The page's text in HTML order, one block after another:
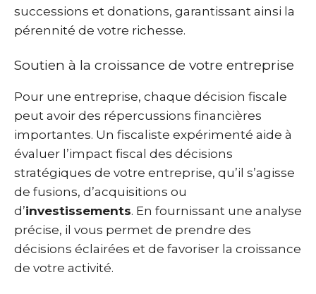
successions et donations, garantissant ainsi la
pérennité de votre richesse.
Soutien à la croissance de votre entreprise
Pour une entreprise, chaque décision fiscale
peut avoir des répercussions financières
importantes. Un fiscaliste expérimenté aide à
évaluer l’impact fiscal des décisions
stratégiques de votre entreprise, qu’il s’agisse
de fusions, d’acquisitions ou
d’investissements. En fournissant une analyse
précise, il vous permet de prendre des
décisions éclairées et de favoriser la croissance
de votre activité.